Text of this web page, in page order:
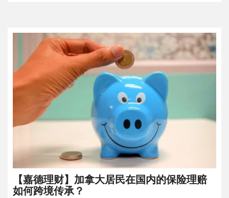
【嘉德理财】加拿大居民在国内的保险理赔
如何跨境传承？